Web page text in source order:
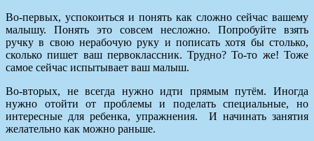
Во-первых, успокоиться и понять как сложно сейчас вашему
малышу. Понять это совсем несложно. Попробуйте взять
ручку в свою нерабочую руку и пописать хотя бы столько,
сколько пишет ваш первоклассник. Трудно? То-то же! Тоже
самое сейчас испытывает ваш малыш.
Во-вторых, не всегда нужно идти прямым путём. Иногда
нужно отойти от проблемы и поделать специальные, но
интересные для ребенка, упражнения. И начинать занятия
желательно как можно раньше.